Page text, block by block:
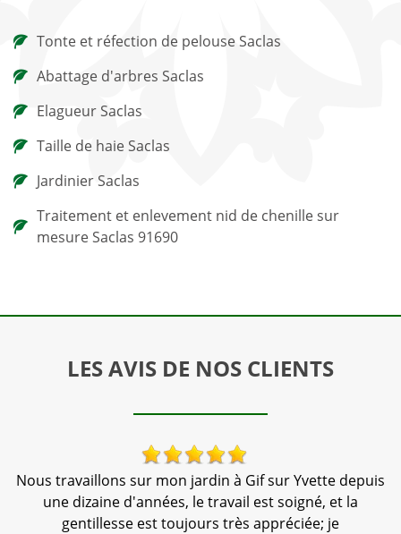
Tonte et réfection de pelouse Saclas
Abattage d'arbres Saclas
Elagueur Saclas
Taille de haie Saclas
Jardinier Saclas
Traitement et enlevement nid de chenille sur
mesure Saclas 91690
LES AVIS DE NOS CLIENTS
Nous travaillons sur mon jardin à Gif sur Yvette depuis
une dizaine d'années, le travail est soigné, et la
gentillesse est toujours très appréciée; je